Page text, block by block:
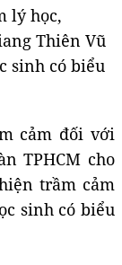
lý học,
Thiên Vũ
sinh có biểu
cảm đối với
TPHCM cho
trầm cảm
sinh có biểu